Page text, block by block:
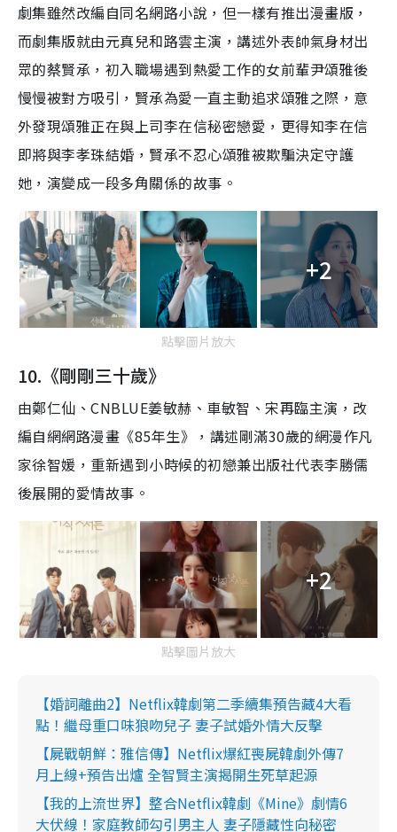
劇集雖然改編自同名網路小說，但一樣有推出漫畫版，
而劇集版就由元真兒和路雲主演，講述外表帥氣身材出
眾的蔡賢承，初入職場遇到熱愛工作的女前輩尹頌雅後
慢慢被對方吸引，賢承為愛一直主動追求頌雅之際，意
外發現頌雅正在與上司李在信秘密戀愛，更得知李在信
即將與李孝珠結婚，賢承不忍心頌雅被欺騙決定守護
她，演變成一段多角關係的故事 。
+2
點擊圖片放大
10.《剛剛三十歲》
由鄭仁仙、CNBLUE姜敏赫、車敏智、​宋再臨主演，改
編自網網路漫畫《85年生》，講述剛滿30歲的網漫作凡
家徐智媛，重新遇到小時候的初戀兼出版社代表李勝儒
後展開的愛情故事 。
+2
點擊圖片放大
【婚詞離曲2】Netflix韓劇第二季續集預告藏4大看
點！繼母重口味狼吻兒子 妻子試婚外情大反擊
【屍戰朝鮮：雅信傳】Netflix爆紅喪屍韓劇外傳7
月上線+預告出爐 全智賢主演揭開生死草起源
【我的上流世界】整合Netflix韓劇《Mine》劇情6
大伏線！家庭教師勾引男主人 妻子隱藏性向秘密